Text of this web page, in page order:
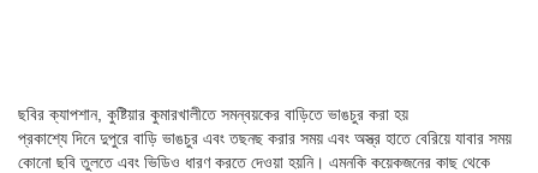
ছবির ক্যাপশান, কুষ্টিয়ার কুমারখালীতে সমন্বয়কের বাড়িতে ভাঙচুর করা হয়
প্রকাশ্যে দিনে দুপুরে বাড়ি ভাঙচুর এবং তছনছ করার সময় এবং অস্ত্র হাতে বেরিয়ে যাবার সময়
কোনো ছবি তুলতে এবং ভিডিও ধারণ করতে দেওয়া হয়নি। এমনকি কয়েকজনের কাছ থেকে